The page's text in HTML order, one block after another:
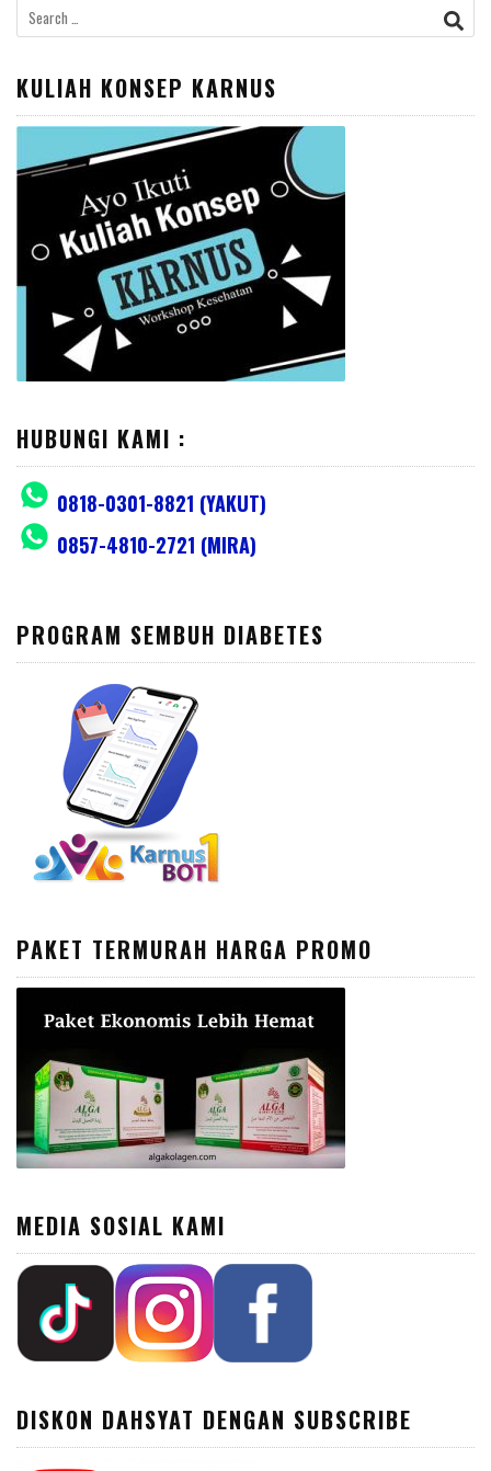
Search
for:
KULIAH KONSEP KARNUS
HUBUNGI KAMI :
0818-0301-8821 (YAKUT)
0857-4810-2721 (MIRA)
PROGRAM SEMBUH DIABETES
PAKET TERMURAH HARGA PROMO
MEDIA SOSIAL KAMI
DISKON DAHSYAT DENGAN SUBSCRIBE